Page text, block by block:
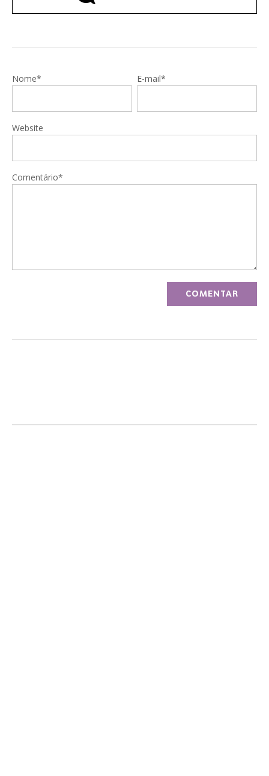
Nome* E-mail*
Website
Comentário*